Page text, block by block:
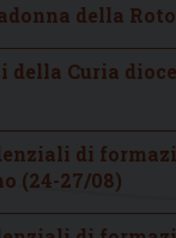
della
della Curia
di
(24-27/08)